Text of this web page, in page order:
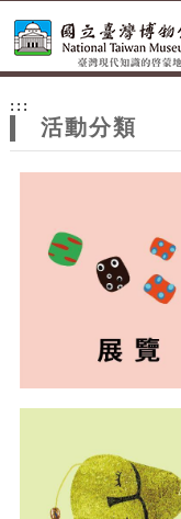
網
站
主
:::
活動分類